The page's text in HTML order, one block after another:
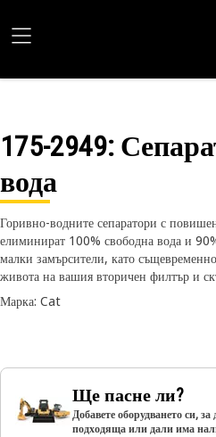
175-2949:
вода
Горивно-водните сепаратори с
елиминират 100% свободна вода и
малки замърсители, като
живота на вашия вторичен филтър и
Марка: Cat
Ще пасне ли?
Добавете оборудването си,
подходяща или дали има